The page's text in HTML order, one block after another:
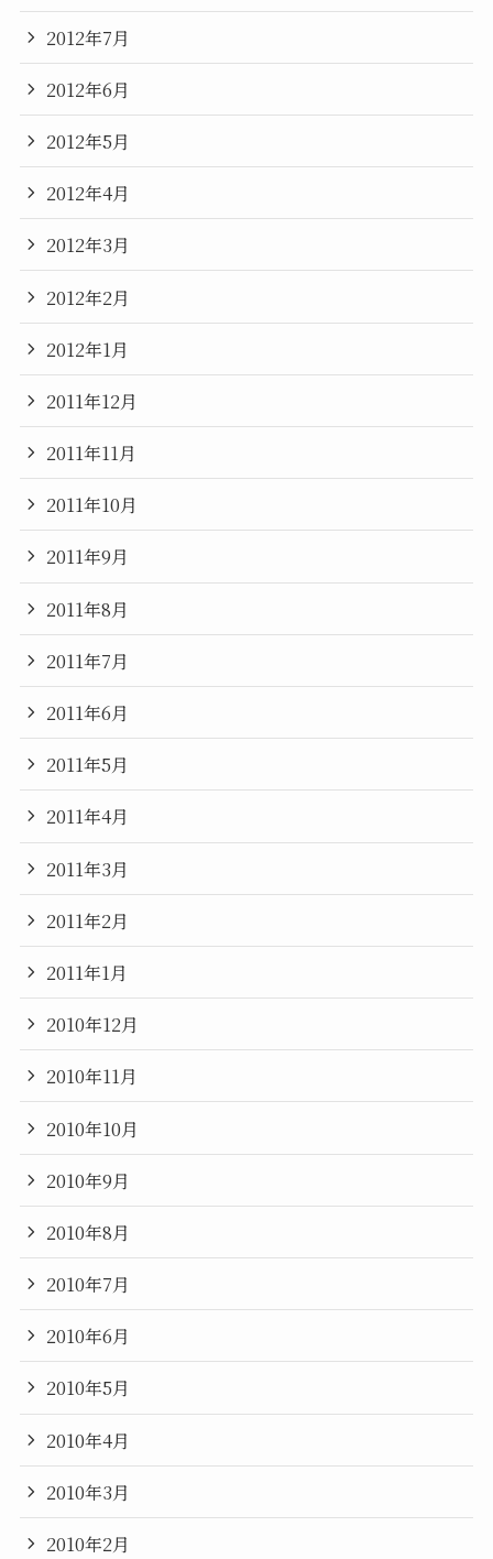
2012年7月
2012年6月
2012年5月
2012年4月
2012年3月
2012年2月
2012年1月
2011年12月
2011年11月
2011年10月
2011年9月
2011年8月
2011年7月
2011年6月
2011年5月
2011年4月
2011年3月
2011年2月
2011年1月
2010年12月
2010年11月
2010年10月
2010年9月
2010年8月
2010年7月
2010年6月
2010年5月
2010年4月
2010年3月
2010年2月